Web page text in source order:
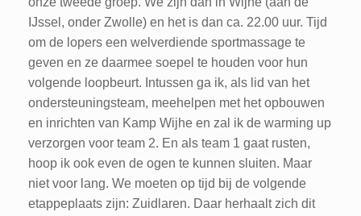
IJssel, onder Zwolle) en het is dan ca. 22.00 uur. Tijd
om de lopers een welverdiende sportmassage te
geven en ze daarmee soepel te houden voor hun
volgende loopbeurt. Intussen ga ik, als lid van het
ondersteuningsteam, meehelpen met het opbouwen
en inrichten van Kamp Wijhe en zal ik de warming up
verzorgen voor team 2. En als team 1 gaat rusten,
hoop ik ook even de ogen te kunnen sluiten. Maar
niet voor lang. We moeten op tijd bij de volgende
etappeplaats zijn: Zuidlaren. Daar herhaalt zich dit